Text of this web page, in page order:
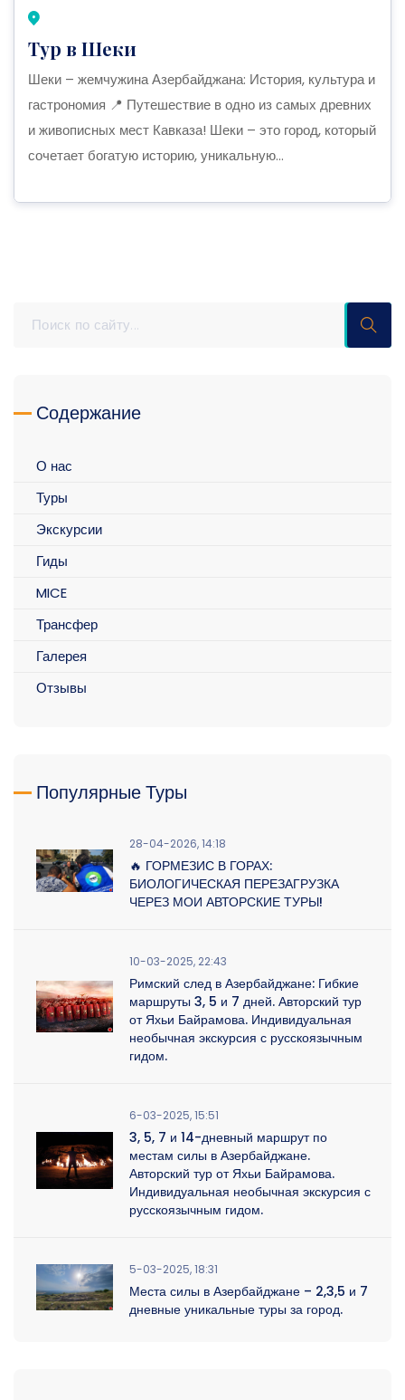
Тур в Шеки
Шеки – жемчужина Азербайджана: История, культура и
гастрономия 📍 Путешествие в одно из самых древних
и живописных мест Кавказа! Шеки – это город, который
сочетает богатую историю, уникальную...
Содержание
О нас
Туры
Экскурсии
Гиды
MICE
Трансфер
Галерея
Отзывы
Популярные Туры
28-04-2026, 14:18
🔥 ГОРМЕЗИС В ГОРАХ:
БИОЛОГИЧЕСКАЯ ПЕРЕЗАГРУЗКА
ЧЕРЕЗ МОИ АВТОРСКИЕ ТУРЫ!
10-03-2025, 22:43
Римский след в Азербайджане: Гибкие
маршруты 3, 5 и 7 дней. Авторский тур
от Яхьи Байрамова. Индивидуальная
необычная экскурсия с русскоязычным
гидом.
6-03-2025, 15:51
3, 5, 7 и 14-дневный маршрут по
местам силы в Азербайджане.
Авторский тур от Яхьи Байрамова.
Индивидуальная необычная экскурсия с
русскоязычным гидом.
5-03-2025, 18:31
Места силы в Азербайджане – 2,3,5 и 7
дневные уникальные туры за город.